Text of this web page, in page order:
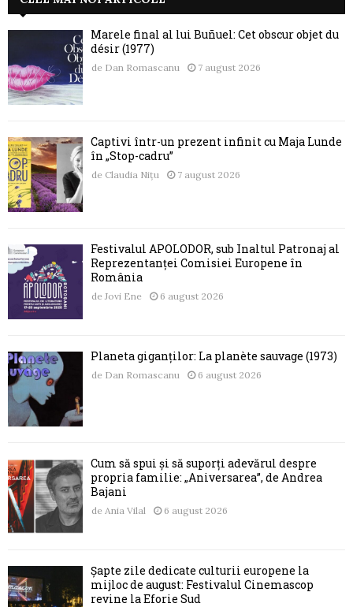
Marele final al lui Buñuel: Cet obscur objet du
désir (1977)
de Dan Romascanu 7 august 2026
Captivi într-un prezent infinit cu Maja Lunde
în „Stop-cadru”
de Claudia Nițu 7 august 2026
Festivalul APOLODOR, sub Înaltul Patronaj al
Reprezentanței Comisiei Europene în
România
de Jovi Ene 6 august 2026
Planeta giganților: La planète sauvage (1973)
de Dan Romascanu 6 august 2026
Cum să spui și să suporți adevărul despre
propria familie: „Aniversarea”, de Andrea
Bajani
de Ania Vilal 6 august 2026
Șapte zile dedicate culturii europene la
mijloc de august: Festivalul Cinemascop
revine la Eforie Sud